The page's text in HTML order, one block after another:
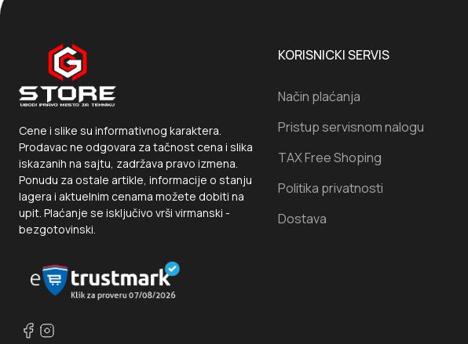
Cene i slike su informativnog karaktera.
Prodavac ne odgovara za tačnost cena i slika
iskazanih na sajtu, zadržava pravo izmena.
Ponudu za ostale artikle, informacije o stanju
lagera i aktuelnim cenama možete dobiti na
upit. Plaćanje se isključivo vrši virmanski -
bezgotovinski.
KORISNICKI SERVIS
Način plaćanja
Pristup servisnom nalogu
TAX Free Shoping
Politika privatnosti
Dostava